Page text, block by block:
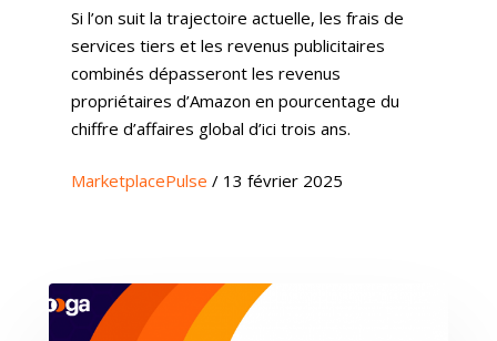
Si l’on suit la trajectoire actuelle, les frais de
services tiers et les revenus publicitaires
combinés dépasseront les revenus
propriétaires d’Amazon en pourcentage du
chiffre d’affaires global d’ici trois ans.
MarketplacePulse / 13 février 2025